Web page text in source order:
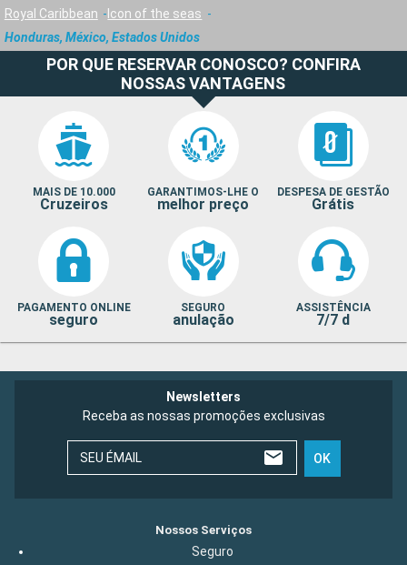
Royal Caribbean
Icon of the seas
Honduras, México, Estados Unidos
POR QUE RESERVAR CONOSCO? CONFIRA
NOSSAS VANTAGENS
MAIS DE 10.000
Cruzeiros
GARANTIMOS-LHE O
melhor preço
DESPESA DE GESTÃO
Grátis
PAGAMENTO ONLINE
seguro
SEGURO
anulação
ASSISTÊNCIA
7/7 d
Newsletters
Receba as nossas promoções exclusivas
SEU ÉMAIL OK
Nossos Serviços
Seguro